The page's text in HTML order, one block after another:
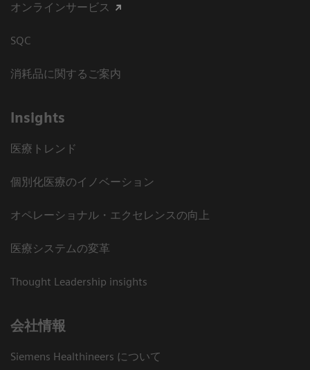
オンラインサービス
SQC
消耗品に関するご案内
Insights
医療トレンド
個別化医療のイノベーション
オペレーショナル・エクセレンスの向上
医療システムの変革
Thought Leadership insights
会社情報
Siemens Healthineers について